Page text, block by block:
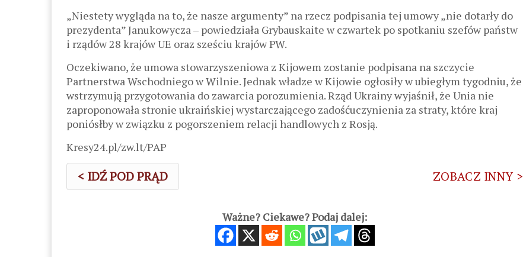
„Niestety wygląda na to, że nasze argumenty” na rzecz podpisania tej umowy „nie dotarły do
prezydenta” Janukowycza – powiedziała Grybauskaite w czwartek po spotkaniu szefów państw
i rządów 28 krajów UE oraz sześciu krajów PW.
Oczekiwano, że umowa stowarzyszeniowa z Kijowem zostanie podpisana na szczycie
Partnerstwa Wschodniego w Wilnie. Jednak władze w Kijowie ogłosiły w ubiegłym tygodniu, że
wstrzymują przygotowania do zawarcia porozumienia. Rząd Ukrainy wyjaśnił, że Unia nie
zaproponowała stronie ukraińskiej wystarczającego zadośćuczynienia za straty, które kraj
poniósłby w związku z pogorszeniem relacji handlowych z Rosją.
Kresy24.pl/zw.lt/PAP
< IDŹ POD PRĄD ZOBACZ INNY >
Ważne? Ciekawe? Podaj dalej: